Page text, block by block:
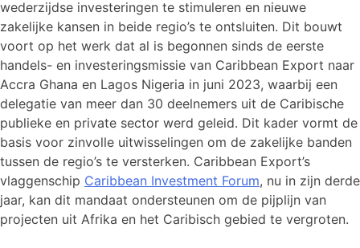
wederzijdse investeringen te stimuleren en nieuwe
zakelijke kansen in beide regio’s te ontsluiten. Dit bouwt
voort op het werk dat al is begonnen sinds de eerste
handels- en investeringsmissie van Caribbean Export naar
Accra Ghana en Lagos Nigeria in juni 2023, waarbij een
delegatie van meer dan 30 deelnemers uit de Caribische
publieke en private sector werd geleid. Dit kader vormt de
basis voor zinvolle uitwisselingen om de zakelijke banden
tussen de regio’s te versterken. Caribbean Export’s
vlaggenschip Caribbean Investment Forum, nu in zijn derde
jaar, kan dit mandaat ondersteunen om de pijplijn van
projecten uit Afrika en het Caribisch gebied te vergroten.